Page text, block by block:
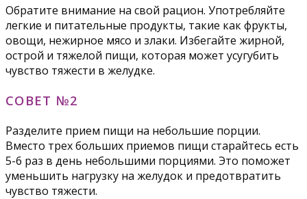
Обратите внимание на свой рацион. Употребляйте
легкие и питательные продукты, такие как фрукты,
овощи, нежирное мясо и злаки. Избегайте жирной,
острой и тяжелой пищи, которая может усугубить
чувство тяжести в желудке.
СОВЕТ №2
Разделите прием пищи на небольшие порции.
Вместо трех больших приемов пищи старайтесь есть
5-6 раз в день небольшими порциями. Это поможет
уменьшить нагрузку на желудок и предотвратить
чувство тяжести.